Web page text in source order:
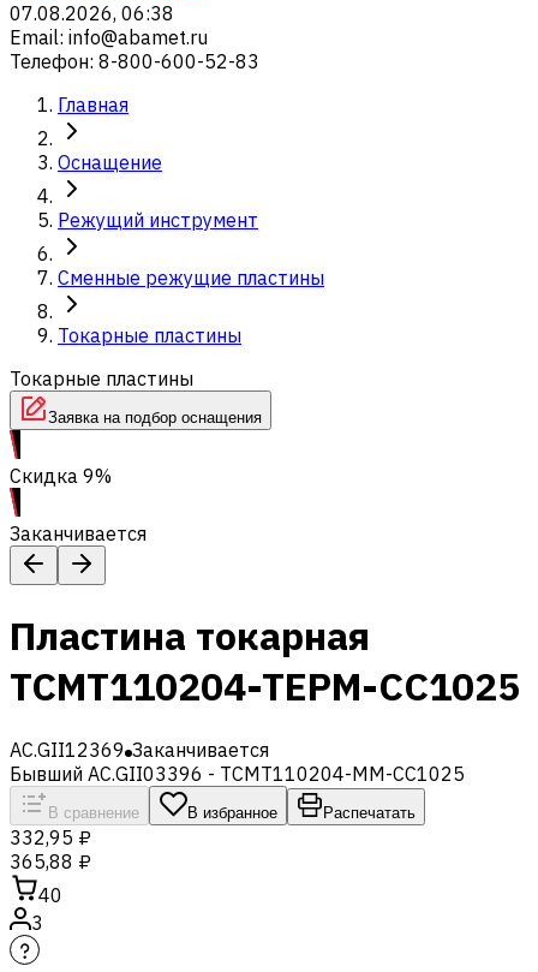
07.08.2026, 06:38
Email: info@abamet.ru
Телефон: 8-800-600-52-83
Главная
Оснащение
Режущий инструмент
Сменные режущие пластины
Токарные пластины
Токарные пластины
Заявка на подбор оснащения
Скидка 9%
Заканчивается
Пластина токарная
TCMT110204-TEPM-CC1025
AC.GII12369 Заканчивается
Бывший AC.GII03396 - TCMT110204-MM-CC1025
В сравнение В избранное Распечатать
332,95 ₽
365,88 ₽
40
3